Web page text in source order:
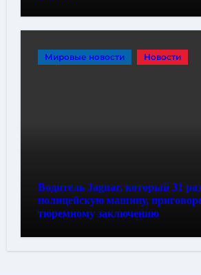
Мировые новости Новости
Водитель Jaguar, который 31
полицейскую машину, приговорен к
тюремному заключению